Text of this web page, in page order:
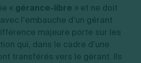
« gérance-libre » et ne doit
l’embauche d’un gérant
majeure porte sur les
qui, dans le cadre d’une
transférés vers le gérant. Ils